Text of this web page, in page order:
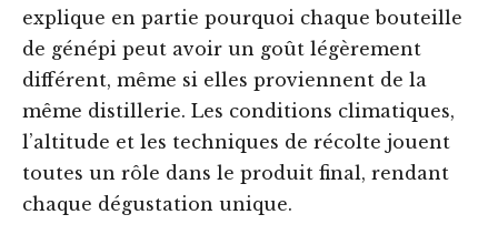
explique en partie pourquoi chaque bouteille
de génépi peut avoir un goût légèrement
différent, même si elles proviennent de la
même distillerie. Les conditions climatiques,
l’altitude et les techniques de récolte jouent
toutes un rôle dans le produit final, rendant
chaque dégustation unique.